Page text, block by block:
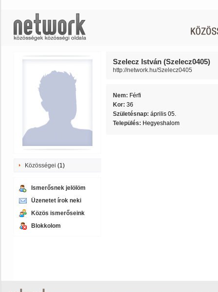
Közösségei (1)
Ismerősnek jelölöm
Üzenetet írok neki
Közös ismerőseink
Blokkolom
Szelecz István (Szelecz0405)
http://network.hu/Szelecz0405
Nem: Férfi
Kor: 36
Születésnap: április 05.
Település: Hegyeshalom